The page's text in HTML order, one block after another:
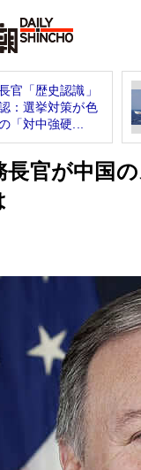
官「歴史認識」
：選挙対策が色
「対中強硬...
長官が中国